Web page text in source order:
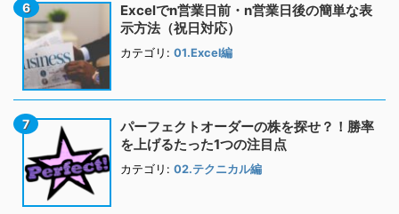
Excelでn営業日前・n営業日後の簡単な表
示方法（祝日対応）
カテゴリ: 01.Excel編
パーフェクトオーダーの株を探せ？！勝率
を上げるたった1つの注目点
カテゴリ: 02.テクニカル編